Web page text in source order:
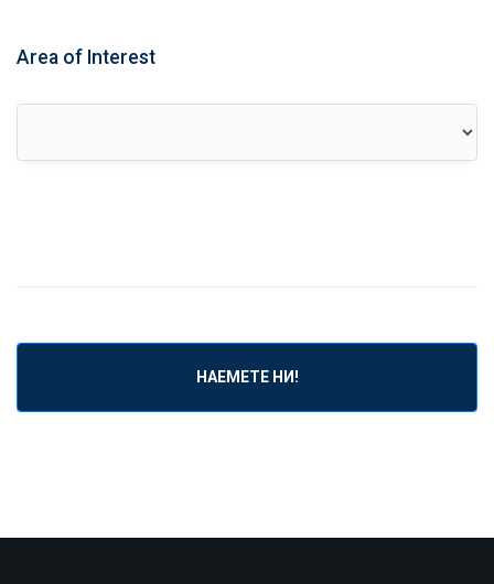
Area of Interest